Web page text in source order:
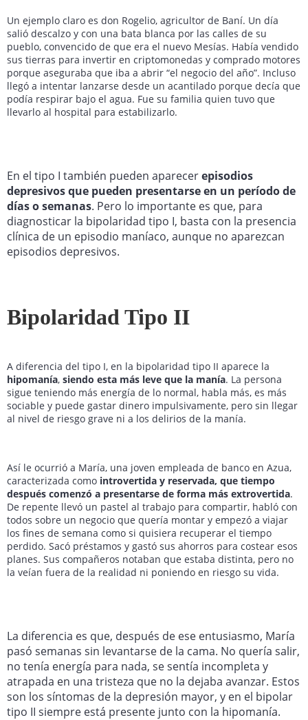
Un ejemplo claro es don Rogelio, agricultor de Baní. Un día
salió descalzo y con una bata blanca por las calles de su
pueblo, convencido de que era el nuevo Mesías. Había vendido
sus tierras para invertir en criptomonedas y comprado motores
porque aseguraba que iba a abrir “el negocio del año”. Incluso
llegó a intentar lanzarse desde un acantilado porque decía que
podía respirar bajo el agua. Fue su familia quien tuvo que
llevarlo al hospital para estabilizarlo.
En el tipo I también pueden aparecerepisodios
depresivos que pueden presentarse en un período de
días o semanas. Pero lo importante es que, para
diagnosticar la bipolaridad tipo I, basta con la presencia
clínica de un episodio maníaco, aunque no aparezcan
episodios depresivos.
Bipolaridad Tipo II
A diferencia del tipo I, en la bipolaridad tipo II aparece la
hipomanía, siendo esta más leve que la manía. La persona
sigue teniendo más energía de lo normal, habla más, es más
sociable y puede gastar dinero impulsivamente, pero sin llegar
al nivel de riesgo grave ni a los delirios de la manía.
Así le ocurrió a María, una joven empleada de banco en Azua,
caracterizada como introvertida y reservada, que tiempo
después comenzó a presentarse de forma más extrovertida.
De repente llevó un pastel al trabajo para compartir, habló con
todos sobre un negocio que quería montar y empezó a viajar
los fines de semana como si quisiera recuperar el tiempo
perdido. Sacó préstamos y gastó sus ahorros para costear esos
planes. Sus compañeros notaban que estaba distinta, pero no
la veían fuera de la realidad ni poniendo en riesgo su vida.
La diferencia es que, después de ese entusiasmo, María
pasó semanas sin levantarse de la cama. No quería salir,
no tenía energía para nada, se sentía incompleta y
atrapada en una tristeza que no la dejaba avanzar. Estos
son los síntomas de la depresión mayor, y en el bipolar
tipo II siempre está presente junto con la hipomanía.